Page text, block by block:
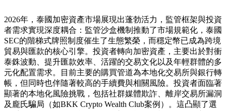
2026年，泰國加密資產市場展現出蓬勃活力，監管框架與投資
者需求實現深度耦合：監管沙盒機制推動了市場規範化，泰國
SEC的階梯式牌照制度催生了生態繁榮，而穩定幣已成為跨境
貿易與匯款的核心引擎。投資者轉向加密資產，主要出於對衝
泰銖波動、提升匯款效率、活躍的交易文化以及年輕群體的多
元化配置需求。目前主要的購買管道為本地化交易所與銀行轉
帳，但同時也伴隨著較高的手續費與相關風險。投資者面臨著
顯著的本地化風險挑戰，包括社群媒體欺詐、離岸交易所漏洞
及龐氏騙局（如BKK Crypto Wealth Club案例）。這凸顯了選